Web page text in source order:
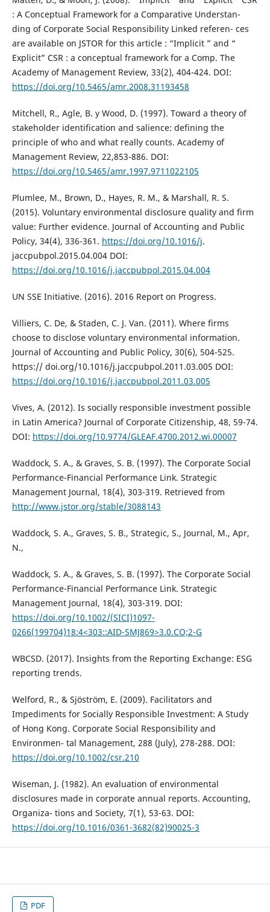
: A Conceptual Framework for a Comparative Understan-
ding of Corporate Social Responsibility Linked referen- ces
are available on JSTOR for this article : “Implicit ” and “
Explicit” CSR : a conceptual framework for a Comp. The
Academy of Management Review, 33(2), 404-424. DOI:
https://doi.org/10.5465/amr.2008.31193458
Mitchell, R., Agle, B. y Wood, D. (1997). Toward a theory of
stakeholder identification and salience: defining the
principle of who and what really counts. Academy of
Management Review, 22,853-886. DOI:
https://doi.org/10.5465/amr.1997.9711022105
Plumlee, M., Brown, D., Hayes, R. M., & Marshall, R. S.
(2015). Voluntary environmental disclosure quality and firm
value: Further evidence. Journal of Accounting and Public
Policy, 34(4), 336-361. https://doi.org/10.1016/j.
jaccpubpol.2015.04.004 DOI:
https://doi.org/10.1016/j.jaccpubpol.2015.04.004
UN SSE Initiative. (2016). 2016 Report on Progress.
Villiers, C. De, & Staden, C. J. Van. (2011). Where firms
choose to disclose voluntary environmental information.
Journal of Accounting and Public Policy, 30(6), 504-525.
https:// doi.org/10.1016/j.jaccpubpol.2011.03.005 DOI:
https://doi.org/10.1016/j.jaccpubpol.2011.03.005
Vives, A. (2012). Is socially responsible investment possible
in Latin America? Journal of Corporate Citizenship, 48, 59-74.
DOI: https://doi.org/10.9774/GLEAF.4700.2012.wi.00007
Waddock, S. A., & Graves, S. B. (1997). The Corporate Social
Performance-Financial Performance Link. Strategic
Management Journal, 18(4), 303-319. Retrieved from
http://www.jstor.org/stable/3088143
Waddock, S. A., Graves, S. B., Strategic, S., Journal, M., Apr,
N.,
Waddock, S. A., & Graves, S. B. (1997). The Corporate Social
Performance-Financial Performance Link. Strategic
Management Journal, 18(4), 303-319. DOI:
https://doi.org/10.1002/(SICI)1097-
0266(199704)18:4<303::AID-SMJ869>3.0.CO;2-G
WBCSD. (2017). Insights from the Reporting Exchange: ESG
reporting trends.
Welford, R., & Sjöström, E. (2009). Facilitators and
Impediments for Socially Responsible Investment: A Study
of Hong Kong. Corporate Social Responsibility and
Environmen- tal Management, 288 (July), 278-288. DOI:
https://doi.org/10.1002/csr.210
Wiseman, J. (1982). An evaluation of environmental
disclosures made in corporate annual reports. Accounting,
Organiza- tions and Society, 7(1), 53-63. DOI:
https://doi.org/10.1016/0361-3682(82)90025-3
PDF